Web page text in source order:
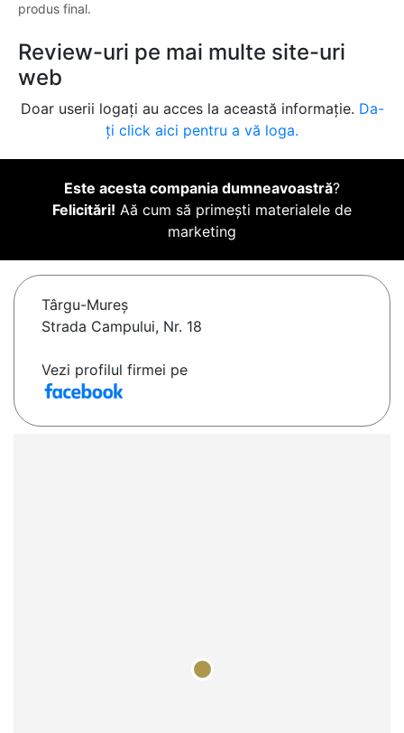
produs final.
Review-uri pe mai multe site-uri
web
Doar userii logați au acces la această informație. Da-
ți click aici pentru a vă loga.
Este acesta compania dumneavoastră?
Felicitări! Aă cum să primești materialele de
marketing
Târgu-Mureş
Strada Campului, Nr. 18
Vezi profilul firmei pe